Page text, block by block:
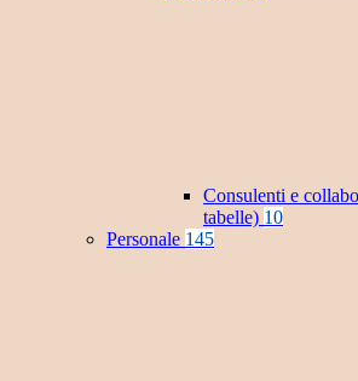
Consulenti e
tabelle) 10
Personale 145